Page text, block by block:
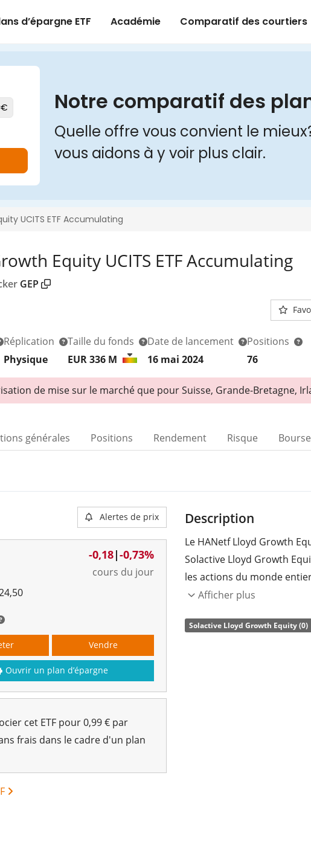
Equity UCITS ETF Accumulating
GEP
Réplication
Physique
Taille du fonds
EUR 336 M
Date de lancement
16 mai 2024
Positions
76
de mise sur le marché que pour Suisse, Grande-Bretagne,
générales Positions Rendement Risque Bourse
Alertes de prix
-0,18|-0,73%
cours du jour
Vendre
Ouvrir un plan d’épargne
cet ETF pour 0,99 € par
frais dans le cadre d'un plan
Description
Le HANetf Lloyd Growth
Solactive Lloyd Growth
les actions du monde
de croissance.
Leratio des frais totaux
Afficher plus
Solactive Lloyd Growth Equity (0)